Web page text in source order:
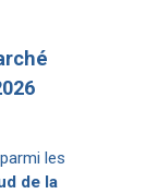
les
de la